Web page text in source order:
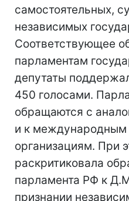
самостоятельных,
независимых
Соответствующее
парламентам
депутаты
450 голосами.
обращаются с
и к международным
организациям. При
раскритиковала
парламента РФ к
признании